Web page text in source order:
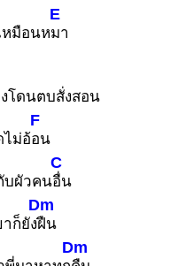
หมือนห
E
มา
โดนตบสั่งสอน
ไม่อ้
F
อน
บผัวคน
C
อื่น
ก็ยัง
Dm
ฝืน
Dm